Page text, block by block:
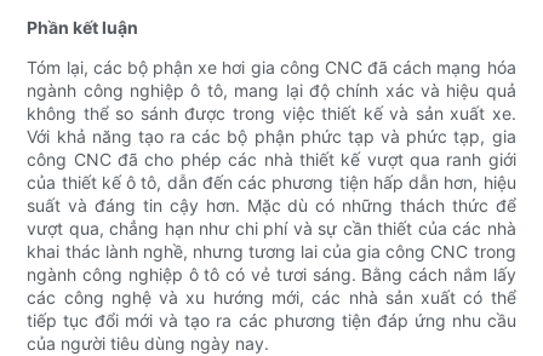
Phần kết luận
Tóm lại, các bộ phận xe hơi gia công CNC đã cách mạng hóa
ngành công nghiệp ô tô, mang lại độ chính xác và hiệu quả
không thể so sánh được trong việc thiết kế và sản xuất xe.
Với khả năng tạo ra các bộ phận phức tạp và phức tạp, gia
công CNC đã cho phép các nhà thiết kế vượt qua ranh giới
của thiết kế ô tô, dẫn đến các phương tiện hấp dẫn hơn, hiệu
suất và đáng tin cậy hơn. Mặc dù có những thách thức để
vượt qua, chẳng hạn như chi phí và sự cần thiết của các nhà
khai thác lành nghề, nhưng tương lai của gia công CNC trong
ngành công nghiệp ô tô có vẻ tươi sáng. Bằng cách nắm lấy
các công nghệ và xu hướng mới, các nhà sản xuất có thể
tiếp tục đổi mới và tạo ra các phương tiện đáp ứng nhu cầu
của người tiêu dùng ngày nay.